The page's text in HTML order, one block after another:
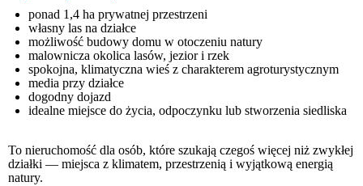
ponad 1,4 ha prywatnej przestrzeni
własny las na działce
możliwość budowy domu w otoczeniu natury
malownicza okolica lasów, jezior i rzek
spokojna, klimatyczna wieś z charakterem agroturystycznym
media przy działce
dogodny dojazd
idealne miejsce do życia, odpoczynku lub stworzenia siedliska
To nieruchomość dla osób, które szukają czegoś więcej niż zwykłej
działki — miejsca z klimatem, przestrzenią i wyjątkową energią
natury.